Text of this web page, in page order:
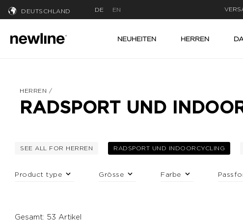
DEUTSCHLAND DE EN
NEUHEITEN HERREN
HERREN /
RADSPORT UND
SEE ALL FOR HERREN
FILTERN NACH KATEGORIE: HERREN
RADSPORT UND INDOORCYCLING
Product type Grösse Farbe
Gesamt: 53 Artikel